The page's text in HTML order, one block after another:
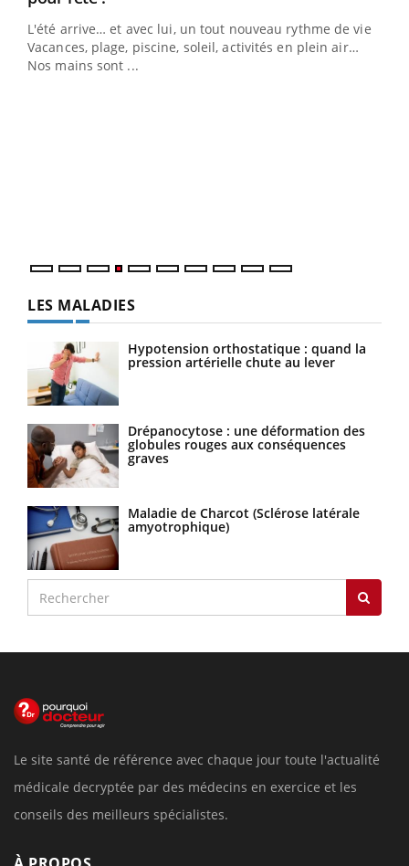
L'été arrive… et avec lui, un tout nouveau rythme de vie !
Vacances, plage, piscine, soleil, activités en plein air…
Nos mains sont ...
LES MALADIES
Hypotension orthostatique : quand la
pression artérielle chute au lever
Drépanocytose : une déformation des
globules rouges aux conséquences
graves
Maladie de Charcot (Sclérose latérale
amyotrophique)
Le site santé de référence avec chaque jour toute l'actualité
médicale decryptée par des médecins en exercice et les
conseils des meilleurs spécialistes.